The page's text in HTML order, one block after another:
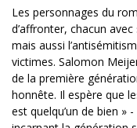
Les personnages du
d’affronter, chacun
mais aussi
victimes. Salomon
de la première
honnête. Il espère que
est quelqu’un de bien »